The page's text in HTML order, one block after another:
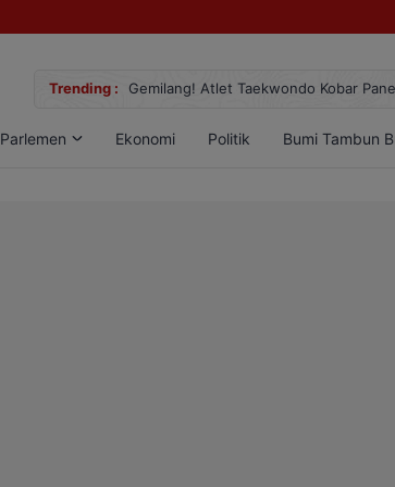
Trending : Gemilang! Atlet Taekwondo Kobar
Parlemen Ekonomi Politik Bumi Tambun